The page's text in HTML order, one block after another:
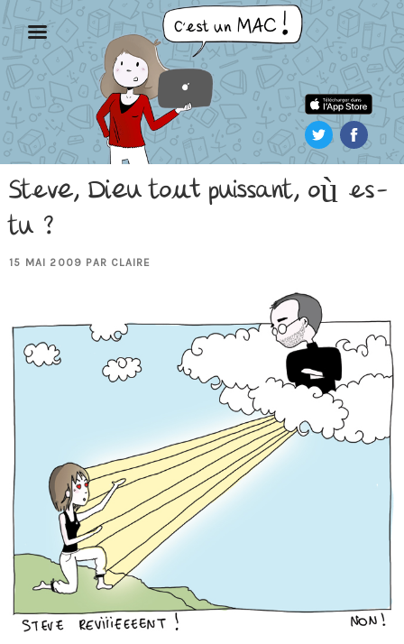
Aller
au
contenu
principal
Steve, Dieu tout puissant, où es-
tu ?
PUBLIÉ
15 MAI 2009 PAR CLAIRE